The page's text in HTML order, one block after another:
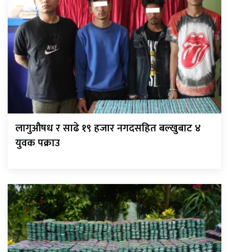
लागुऔषध र साढे १९ हजार नगदसहित बल्खुबाट ४
युवक पक्राउ